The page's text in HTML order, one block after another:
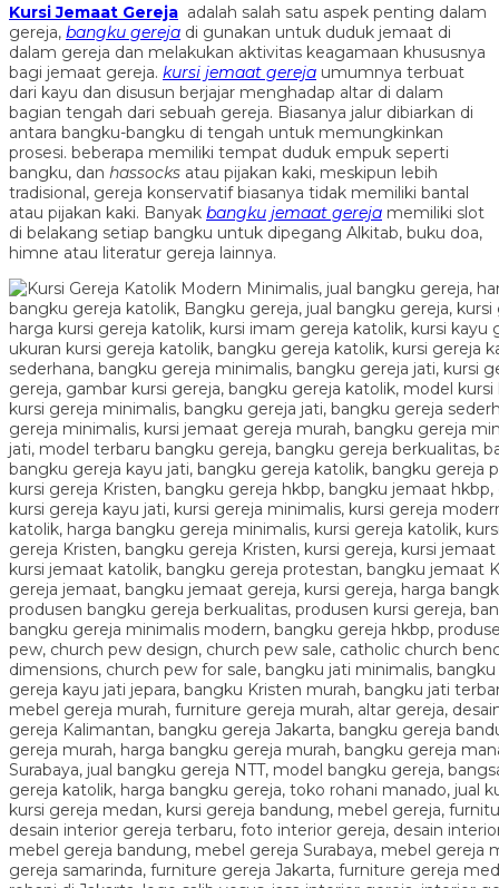
Kursi Jemaat Gereja adalah salah satu aspek penting dalam
gereja, bangku gereja di gunakan untuk duduk jemaat di
dalam gereja dan melakukan aktivitas keagamaan khususnya
bagi jemaat gereja. kursi jemaat gereja umumnya terbuat
dari kayu dan disusun berjajar menghadap altar di dalam
bagian tengah dari sebuah gereja. Biasanya jalur dibiarkan di
antara bangku-bangku di tengah untuk memungkinkan
prosesi. beberapa memiliki tempat duduk empuk seperti
bangku, dan hassocks atau pijakan kaki, meskipun lebih
tradisional, gereja konservatif biasanya tidak memiliki bantal
atau pijakan kaki. Banyak bangku jemaat gereja memiliki slot
di belakang setiap bangku untuk dipegang Alkitab, buku doa,
himne atau literatur gereja lainnya.